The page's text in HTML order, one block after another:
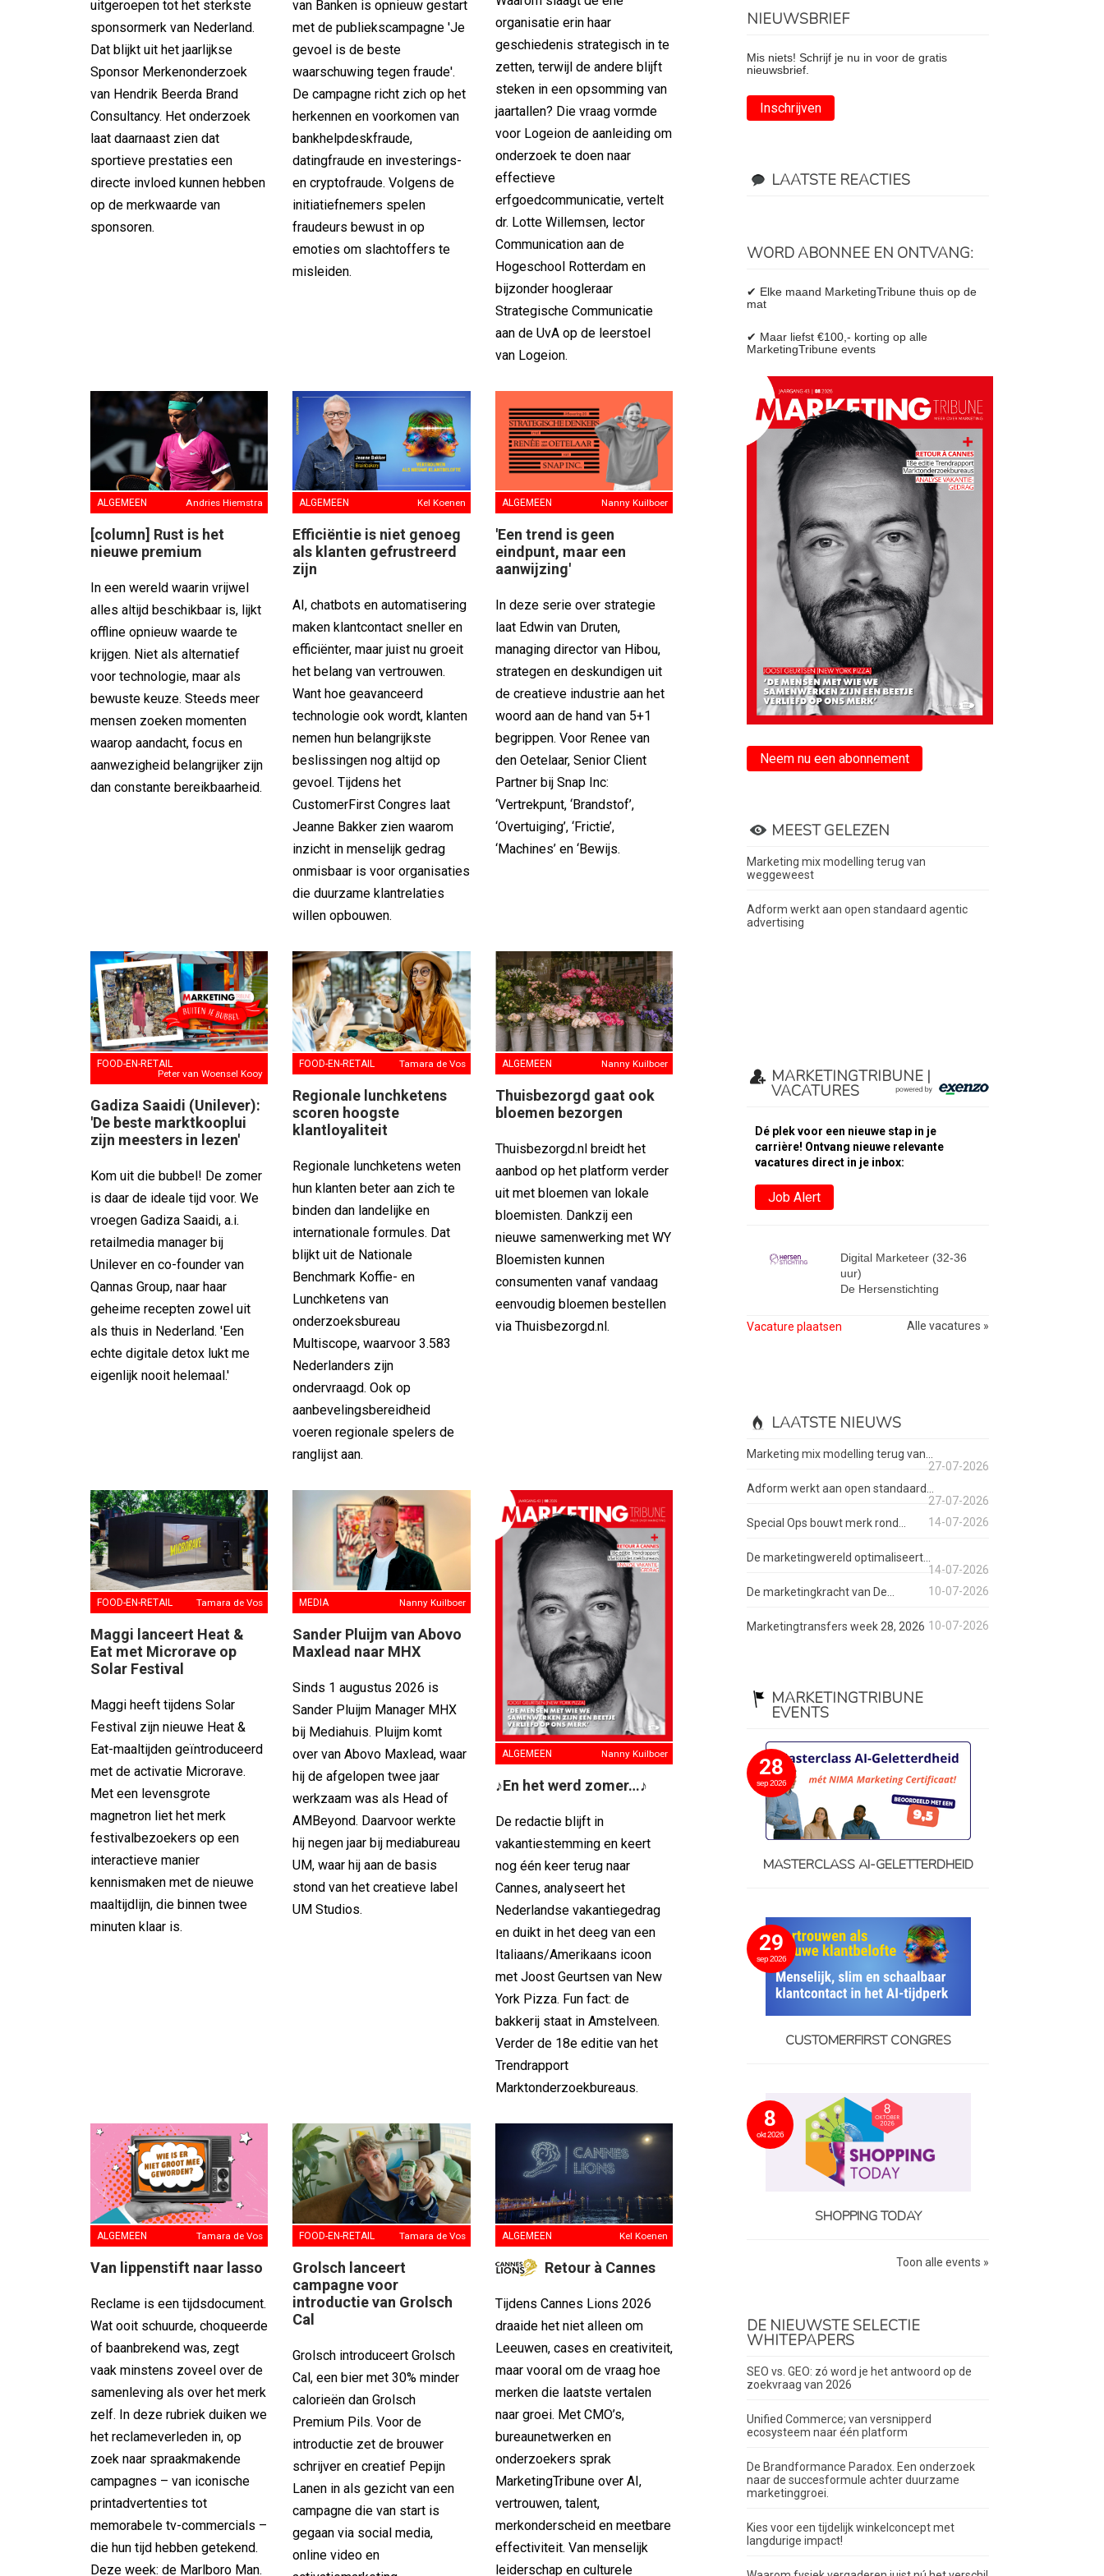
uitgeroepen tot het sterkste
sponsormerk van Nederland.
Dat blijkt uit het jaarlijkse
Sponsor Merkenonderzoek
van Hendrik Beerda Brand
Consultancy. Het onderzoek
laat daarnaast zien dat
sportieve prestaties een
directe invloed kunnen hebben
op de merkwaarde van
sponsoren.
van Banken is opnieuw gestart
met de publiekscampagne 'Je
gevoel is de beste
waarschuwing tegen fraude'.
De campagne richt zich op het
herkennen en voorkomen van
bankhelpdeskfraude,
datingfraude en investerings-
en cryptofraude. Volgens de
initiatiefnemers spelen
fraudeurs bewust in op
emoties om slachtoffers te
misleiden.
organisatie erin haar
geschiedenis strategisch in te
zetten, terwijl de andere blijft
steken in een opsomming van
jaartallen? Die vraag vormde
voor Logeion de aanleiding om
onderzoek te doen naar
effectieve
erfgoedcommunicatie, vertelt
dr. Lotte Willemsen, lector
Communication aan de
Hogeschool Rotterdam en
bijzonder hoogleraar
Strategische Communicatie
aan de UvA op de leerstoel
van Logeion.
ALGEMEEN Andries Hiemstra
[column] Rust is het
nieuwe premium
In een wereld waarin vrijwel
alles altijd beschikbaar is, lijkt
offline opnieuw waarde te
krijgen. Niet als alternatief
voor technologie, maar als
bewuste keuze. Steeds meer
mensen zoeken momenten
waarop aandacht, focus en
aanwezigheid belangrijker zijn
dan constante bereikbaarheid.
ALGEMEEN Kel Koenen
Efficiëntie is niet genoeg
als klanten gefrustreerd
zijn
AI, chatbots en automatisering
maken klantcontact sneller en
efficiënter, maar juist nu groeit
het belang van vertrouwen.
Want hoe geavanceerd
technologie ook wordt, klanten
nemen hun belangrijkste
beslissingen nog altijd op
gevoel. Tijdens het
CustomerFirst Congres laat
Jeanne Bakker zien waarom
inzicht in menselijk gedrag
onmisbaar is voor organisaties
die duurzame klantrelaties
willen opbouwen.
ALGEMEEN Nanny Kuilboer
'Een trend is geen
eindpunt, maar een
aanwijzing'
In deze serie over strategie
laat Edwin van Druten,
managing director van Hibou,
strategen en deskundigen uit
de creatieve industrie aan het
woord aan de hand van 5+1
begrippen. Voor Renee van
den Oetelaar, Senior Client
Partner bij Snap Inc:
‘Vertrekpunt, ‘Brandstof’,
‘Overtuiging’, ‘Frictie’,
‘Machines’ en ‘Bewijs.
FOOD-EN-RETAIL
Peter van Woensel Kooy
Gadiza Saaidi (Unilever):
'De beste marktkooplui
zijn meesters in lezen'
Kom uit die bubbel! De zomer
is daar de ideale tijd voor. We
vroegen Gadiza Saaidi, a.i.
retailmedia manager bij
Unilever en co-founder van
Qannas Group, naar haar
geheime recepten zowel uit
als thuis in Nederland. 'Een
echte digitale detox lukt me
eigenlijk nooit helemaal.'
FOOD-EN-RETAIL Tamara de Vos
Regionale lunchketens
scoren hoogste
klantloyaliteit
Regionale lunchketens weten
hun klanten beter aan zich te
binden dan landelijke en
internationale formules. Dat
blijkt uit de Nationale
Benchmark Koffie- en
Lunchketens van
onderzoeksbureau
Multiscope, waarvoor 3.583
Nederlanders zijn
ondervraagd. Ook op
aanbevelingsbereidheid
voeren regionale spelers de
ranglijst aan.
ALGEMEEN Nanny Kuilboer
Thuisbezorgd gaat ook
bloemen bezorgen
Thuisbezorgd.nl breidt het
aanbod op het platform verder
uit met bloemen van lokale
bloemisten. Dankzij een
nieuwe samenwerking met WY
Bloemisten kunnen
consumenten vanaf vandaag
eenvoudig bloemen bestellen
via Thuisbezorgd.nl.
FOOD-EN-RETAIL Tamara de Vos
Maggi lanceert Heat &
Eat met Microrave op
Solar Festival
Maggi heeft tijdens Solar
Festival zijn nieuwe Heat &
Eat-maaltijden geïntroduceerd
met de activatie Microrave.
Met een levensgrote
magnetron liet het merk
festivalbezoekers op een
interactieve manier
kennismaken met de nieuwe
maaltijdlijn, die binnen twee
minuten klaar is.
MEDIA Nanny Kuilboer
Sander Pluijm van Abovo
Maxlead naar MHX
Sinds 1 augustus 2026 is
Sander Pluijm Manager MHX
bij Mediahuis. Pluijm komt
over van Abovo Maxlead, waar
hij de afgelopen twee jaar
werkzaam was als Head of
AMBeyond. Daarvoor werkte
hij negen jaar bij mediabureau
UM, waar hij aan de basis
stond van het creatieve label
UM Studios.
ALGEMEEN Nanny Kuilboer
♪En het werd zomer…♪
De redactie blijft in
vakantiestemming en keert
nog één keer terug naar
Cannes, analyseert het
Nederlandse vakantiegedrag
en duikt in het deeg van een
Italiaans/Amerikaans icoon
met Joost Geurtsen van New
York Pizza. Fun fact: de
bakkerij staat in Amstelveen.
Verder de 18e editie van het
Trendrapport
Marktonderzoekbureaus.
ALGEMEEN Tamara de Vos
Van lippenstift naar lasso
Reclame is een tijdsdocument.
Wat ooit schuurde, choqueerde
of baanbrekend was, zegt
vaak minstens zoveel over de
samenleving als over het merk
zelf. In deze rubriek duiken we
het reclameverleden in, op
zoek naar spraakmakende
campagnes – van iconische
printadvertenties tot
memorabele tv-commercials –
die hun tijd hebben getekend.
Deze week: de Marlboro Man.
FOOD-EN-RETAIL Tamara de Vos
Grolsch lanceert
campagne voor
introductie van Grolsch
Cal
Grolsch introduceert Grolsch
Cal, een bier met 30% minder
calorieën dan Grolsch
Premium Pils. Voor de
introductie zet de brouwer
schrijver en creatief Pepijn
Lanen in als gezicht van een
campagne die van start is
gegaan via social media,
online video en
ALGEMEEN Kel Koenen
Retour à Cannes
Tijdens Cannes Lions 2026
draaide het niet alleen om
Leeuwen, cases en creativiteit,
maar vooral om de vraag hoe
merken die laatste vertalen
naar groei. Met CMO’s,
bureaunetwerken en
onderzoekers sprak
MarketingTribune over AI,
vertrouwen, talent,
merkonderscheid en meetbare
effectiviteit. Van menselijk
leiderschap en culturele
NIEUWSBRIEF
Mis niets! Schrijf je nu in voor de gratis
nieuwsbrief.
Inschrijven
LAATSTE REACTIES
WORD ABONNEE EN ONTVANG:
✔ Elke maand MarketingTribune thuis op de
mat
✔ Maar liefst €100,- korting op alle
MarketingTribune events
Neem nu een abonnement
MEEST GELEZEN
Marketing mix modelling terug van
weggeweest
Adform werkt aan open standaard agentic
advertising
MARKETINGTRIBUNE |
VACATURES
Dé plek voor een nieuwe stap in je
carrière! Ontvang nieuwe relevante
vacatures direct in je inbox:
Job Alert
Digital Marketeer (32-36
uur)
De Hersenstichting
Vacature plaatsen Alle vacatures »
LAATSTE NIEUWS
Marketing mix modelling terug van...
27-07-2026
Adform werkt aan open standaard...
27-07-2026
Special Ops bouwt merk rond...
14-07-2026
De marketingwereld optimaliseert...
14-07-2026
De marketingkracht van De...
10-07-2026
Marketingtransfers week 28, 2026 10-07-2026
MARKETINGTRIBUNE
EVENTS
28
sep 2026
MASTERCLASS AI-GELETTERDHEID
29
sep 2026
CUSTOMERFIRST CONGRES
8
okt 2026
SHOPPING TODAY
Toon alle events »
DE NIEUWSTE SELECTIE
WHITEPAPERS
SEO vs. GEO: zó word je het antwoord op de
zoekvraag van 2026
Unified Commerce; van versnipperd
ecosysteem naar één platform
De Brandformance Paradox. Een onderzoek
naar de succesformule achter duurzame
marketinggroei.
Kies voor een tijdelijk winkelconcept met
langdurige impact!